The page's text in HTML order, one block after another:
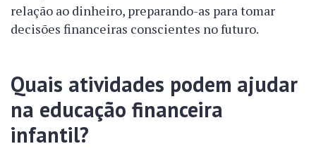
relação ao dinheiro, preparando-as para tomar
decisões financeiras conscientes no futuro.
Quais atividades podem ajudar
na educação financeira
infantil?